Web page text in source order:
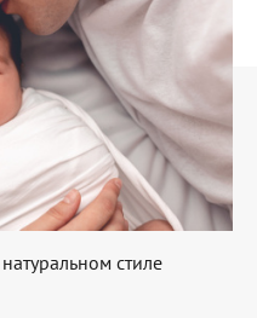
стиле